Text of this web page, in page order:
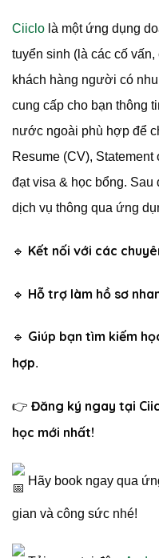
Ciiclo là một ứng dụng
tuyển sinh (là các cố
khách hàng người có
cung cấp cho bạn thông
nước ngoài phù hợp để
Resume (CV),
đạt visa & học bổng. Sau
dịch vụ thông qua ứng
🔹 Kết nối với các
🔹 Hỗ trợ làm hồ sơ
🔹 Giúp bạn tìm kiếm
hợp.
👉 Đăng ký ngay tại
học mới nhất!
Hãy book ngay qua
gian và công sức nhé!